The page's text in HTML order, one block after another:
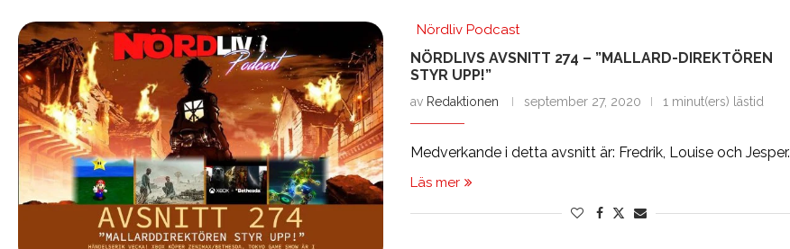
Nördliv Podcast
NÖRDLIVS AVSNITT 274 – ”MALLARD-DIREKTÖREN
STYR UPP!”
av Redaktionen september 27, 2020 1 minut(ers) lästid
Medverkande i detta avsnitt är: Fredrik, Louise och Jesper.
Läs mer